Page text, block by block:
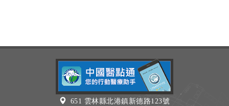
651 雲林縣北港鎮新德路123號